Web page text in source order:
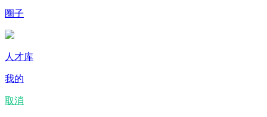
圈子
人才库
我的
取消